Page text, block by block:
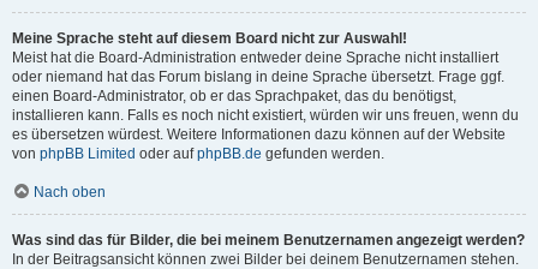
Meine Sprache steht auf diesem Board nicht zur Auswahl!
Meist hat die Board-Administration entweder deine Sprache nicht installiert
oder niemand hat das Forum bislang in deine Sprache übersetzt. Frage ggf.
einen Board-Administrator, ob er das Sprachpaket, das du benötigst,
installieren kann. Falls es noch nicht existiert, würden wir uns freuen, wenn du
es übersetzen würdest. Weitere Informationen dazu können auf der Website
von phpBB Limited oder aufphpBB.de gefunden werden.
Nach oben
Was sind das für Bilder, die bei meinem Benutzernamen angezeigt werden?
In der Beitragsansicht können zwei Bilder bei deinem Benutzernamen stehen.